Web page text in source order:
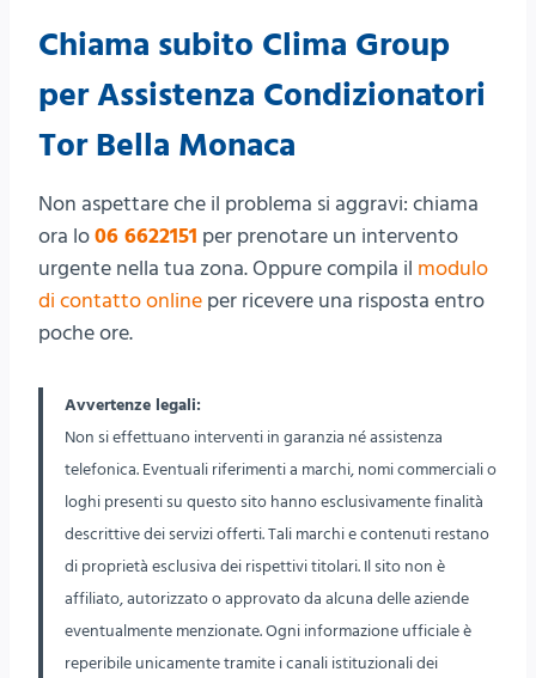
Chiama subito Clima Group
per Assistenza Condizionatori
Tor Bella Monaca
Non aspettare che il problema si aggravi: chiama
ora lo06 6622151 per prenotare un intervento
urgente nella tua zona. Oppure compila il modulo
di contatto online per ricevere una risposta entro
poche ore.
Avvertenze legali:
Non si effettuano interventi in garanzia né assistenza
telefonica. Eventuali riferimenti a marchi, nomi commerciali o
loghi presenti su questo sito hanno esclusivamente finalità
descrittive dei servizi offerti. Tali marchi e contenuti restano
di proprietà esclusiva dei rispettivi titolari. Il sito non è
affiliato, autorizzato o approvato da alcuna delle aziende
eventualmente menzionate. Ogni informazione ufficiale è
reperibile unicamente tramite i canali istituzionali dei